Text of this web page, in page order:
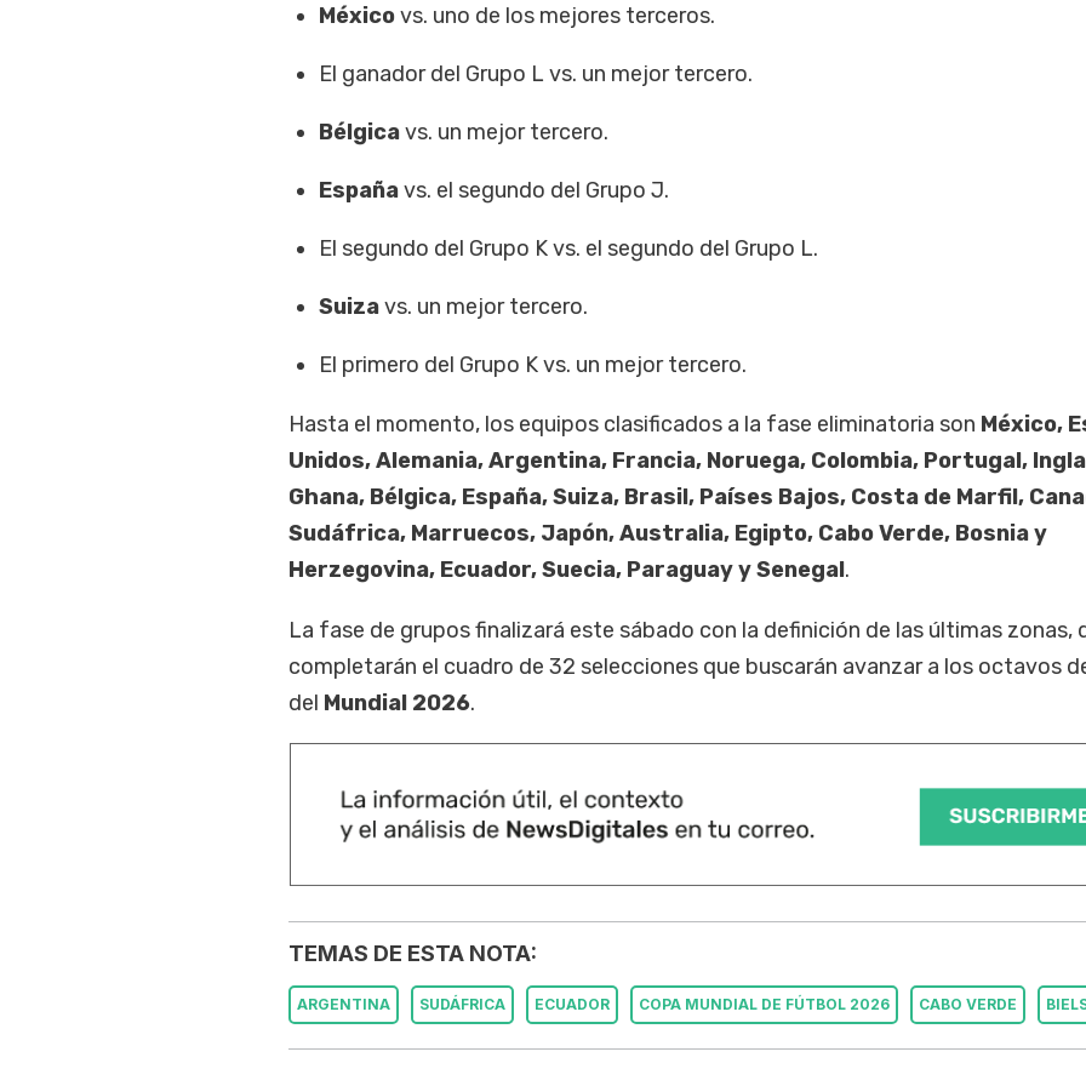
Méxicovs. uno de los mejores terceros.
El ganador del Grupo L vs. un mejor tercero.
Bélgicavs. un mejor tercero.
Españavs. el segundo del Grupo J.
El segundo del Grupo K vs. el segundo del Grupo L.
Suizavs. un mejor tercero.
El primero del Grupo K vs. un mejor tercero.
Hasta el momento, los equipos clasificados a la fase eliminatoria son México,
Unidos, Alemania, Argentina, Francia, Noruega, Colombia, Portugal,
Ghana, Bélgica, España, Suiza, Brasil, Países Bajos, Costa de Marfil,
Sudáfrica, Marruecos, Japón, Australia, Egipto, Cabo Verde, Bosnia y
Herzegovina, Ecuador, Suecia, Paraguay y Senegal.
La fase de grupos finalizará este sábado con la definición de las últimas zonas,
completarán el cuadro de 32 selecciones que buscarán avanzar a los octavos
del Mundial 2026.
TEMAS DE ESTA NOTA:
ARGENTINA SUDÁFRICA ECUADOR COPA MUNDIAL DE FÚTBOL 2026 CABO VERDE